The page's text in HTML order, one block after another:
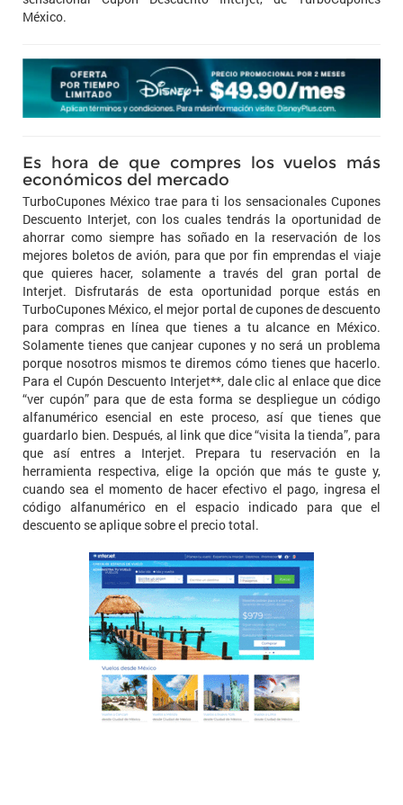
México.
Es hora de que compres los vuelos más
económicos del mercado
TurboCupones México trae para ti los sensacionales Cupones
Descuento Interjet, con los cuales tendrás la oportunidad de
ahorrar como siempre has soñado en la reservación de los
mejores boletos de avión, para que por fin emprendas el viaje
que quieres hacer, solamente a través del gran portal de
Interjet. Disfrutarás de esta oportunidad porque estás en
TurboCupones México, el mejor portal de cupones de descuento
para compras en línea que tienes a tu alcance en México.
Solamente tienes que canjear cupones y no será un problema
porque nosotros mismos te diremos cómo tienes que hacerlo.
Para el Cupón Descuento Interjet**, dale clic al enlace que dice
“ver cupón” para que de esta forma se despliegue un código
alfanumérico esencial en este proceso, así que tienes que
guardarlo bien. Después, al link que dice “visita la tienda”, para
que así entres a Interjet. Prepara tu reservación en la
herramienta respectiva, elige la opción que más te guste y,
cuando sea el momento de hacer efectivo el pago, ingresa el
código alfanumérico en el espacio indicado para que el
descuento se aplique sobre el precio total.